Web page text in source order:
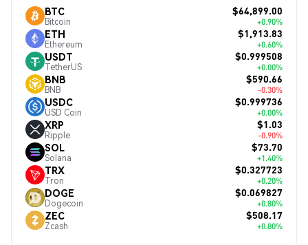
BTC
Bitcoin
$64,899.00
+0.90%
ETH
Ethereum
$1,913.83
+0.60%
USDT
TetherUS
$0.999508
+0.00%
BNB
BNB
$590.66
-0.30%
USDC
USD Coin
$0.999736
+0.00%
XRP
Ripple
$1.03
-0.90%
SOL
Solana
$73.70
+1.40%
TRX
Tron
$0.327723
+0.20%
DOGE
Dogecoin
$0.069827
+0.80%
ZEC
Zcash
$508.17
+0.80%